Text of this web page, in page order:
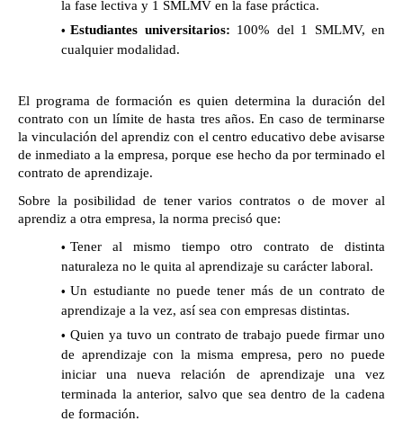
la fase lectiva y 1 SMLMV en la fase práctica.
Estudiantes universitarios: 100% del 1 SMLMV, en
cualquier modalidad.
El programa de formación es quien determina la duración del
contrato con un límite de hasta tres años. En caso de terminarse
la vinculación del aprendiz con el centro educativo debe avisarse
de inmediato a la empresa, porque ese hecho da por terminado el
contrato de aprendizaje.
Sobre la posibilidad de tener varios contratos o de mover al
aprendiz a otra empresa, la norma precisó que:
Tener al mismo tiempo otro contrato de distinta
naturaleza no le quita al aprendizaje su carácter laboral.
Un estudiante no puede tener más de un contrato de
aprendizaje a la vez, así sea con empresas distintas.
Quien ya tuvo un contrato de trabajo puede firmar uno
de aprendizaje con la misma empresa, pero no puede
iniciar una nueva relación de aprendizaje una vez
terminada la anterior, salvo que sea dentro de la cadena
de formación.